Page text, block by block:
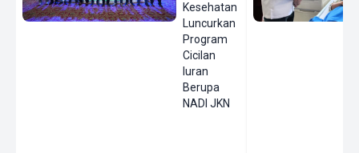
Kesehatan
Luncurkan
Program
Cicilan
Iuran
Berupa
NADI JKN